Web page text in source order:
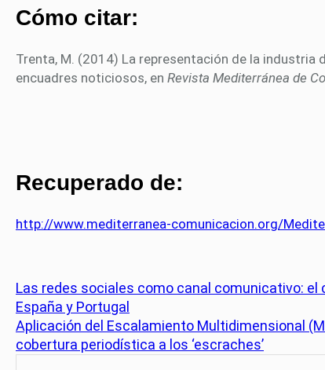
Cómo citar:
Trenta, M. (2014) La representación de la industria
encuadres noticiosos, en Revista Mediterránea de
Recuperado de:
http://www.mediterranea-comunicacion.org/
Las redes sociales como canal comunicativo:
España y Portugal
Aplicación del Escalamiento Multidimensional
cobertura periodística a los ‘escraches’